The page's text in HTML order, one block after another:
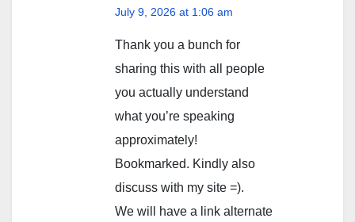
July 9, 2026 at 1:06 am
Thank you a bunch for
sharing this with all people
you actually understand
what you’re speaking
approximately!
Bookmarked. Kindly also
discuss with my site =).
We will have a link alternate